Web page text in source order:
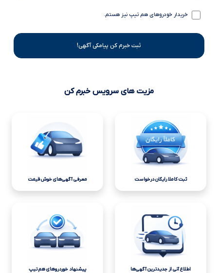
خریدار خودروهای هم تیپ نیز هستم.
ثبت خبرم کن پیامکی آگهی!
مزیت های سرویس خبرم کن
ثبت کاملا رایگان درخواست معرفی آگهی‌های خوش قیمت
اطلاع آنی از جدیدترین آگهی‌ها پیشنهاد خوردروهای هم تیپ